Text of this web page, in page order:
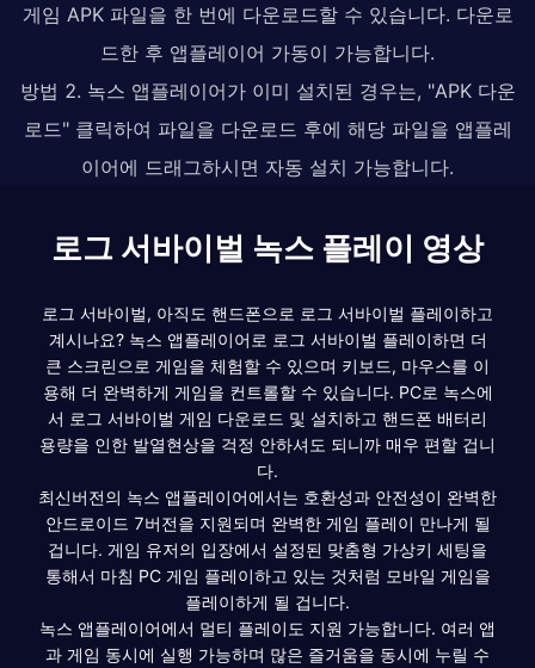
게임 APK 파일을 한 번에 다운로드할 수 있습니다. 다운로
드한 후 앱플레이어 가동이 가능합니다.
방법 2. 녹스 앱플레이어가 이미 설치된 경우는, "APK 다운
로드" 클릭하여 파일을 다운로드 후에 해당 파일을 앱플레
이어에 드래그하시면 자동 설치 가능합니다.
로그 서바이벌 녹스 플레이 영상
로그 서바이벌, 아직도 핸드폰으로 로그 서바이벌 플레이하고
계시나요? 녹스 앱플레이어로 로그 서바이벌 플레이하면 더
큰 스크린으로 게임을 체험할 수 있으며 키보드, 마우스를 이
용해 더 완벽하게 게임을 컨트롤할 수 있습니다. PC로 녹스에
서 로그 서바이벌 게임 다운로드 및 설치하고 핸드폰 배터리
용량을 인한 발열현상을 걱정 안하셔도 되니까 매우 편할 겁니
다.
최신버전의 녹스 앱플레이어에서는 호환성과 안전성이 완벽한
안드로이드 7버전을 지원되며 완벽한 게임 플레이 만나게 될
겁니다. 게임 유저의 입장에서 설정된 맞춤형 가상키 세팅을
통해서 마침 PC 게임 플레이하고 있는 것처럼 모바일 게임을
플레이하게 될 겁니다.
녹스 앱플레이어에서 멀티 플레이도 지원 가능합니다. 여러 앱
과 게임 동시에 실행 가능하며 많은 즐거움을 동시에 누릴 수